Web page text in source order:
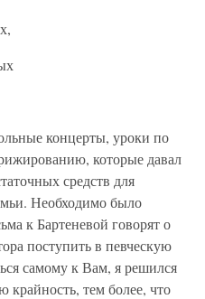
концерты, уроки по
которые давал
средств для
Необходимо было
к Бартеневой говорят о
поступить в певческую
самому к Вам, я решился
крайность, тем более, что